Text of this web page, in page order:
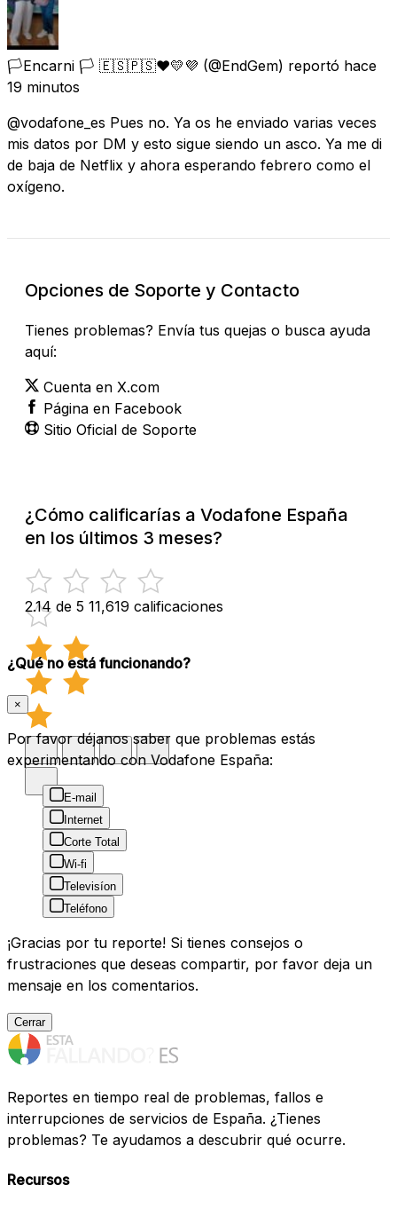
🏳️Encarni 🏳️ 🇪🇸🇵🇸❤️💛💜 (@EndGem) reportó hace
19 minutos
@vodafone_es Pues no. Ya os he enviado varias veces
mis datos por DM y esto sigue siendo un asco. Ya me di
de baja de Netflix y ahora esperando febrero como el
oxígeno.
Opciones de Soporte y Contacto
Tienes problemas? Envía tus quejas o busca ayuda
aquí:
Cuenta en X.com
Página en Facebook
Sitio Oficial de Soporte
¿Cómo calificarías a Vodafone España
en los últimos 3 meses?
2.14 de 5 11,619 calificaciones
¿Qué no está funcionando?
×
Por favor déjanos saber que problemas estás
experimentando con Vodafone España:
E-mail
Internet
Corte Total
Wi-fi
Televisíon
Teléfono
¡Gracias por tu reporte! Si tienes consejos o
frustraciones que deseas compartir, por favor deja un
mensaje en los comentarios.
Cerrar
Reportes en tiempo real de problemas, fallos e
interrupciones de servicios de España. ¿Tienes
problemas? Te ayudamos a descubrir qué ocurre.
Recursos